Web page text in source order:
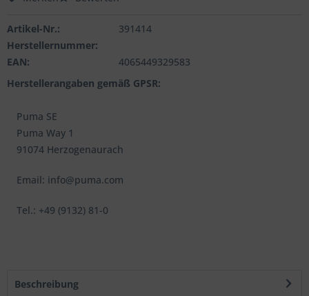
Artikel-Nr.:
391414
Herstellernummer:
EAN:
4065449329583
Herstellerangaben gemäß GPSR:
Puma SE
Puma Way 1
91074 Herzogenaurach
Email: info@puma.com
Tel.: +49 (9132) 81-0
Beschreibung